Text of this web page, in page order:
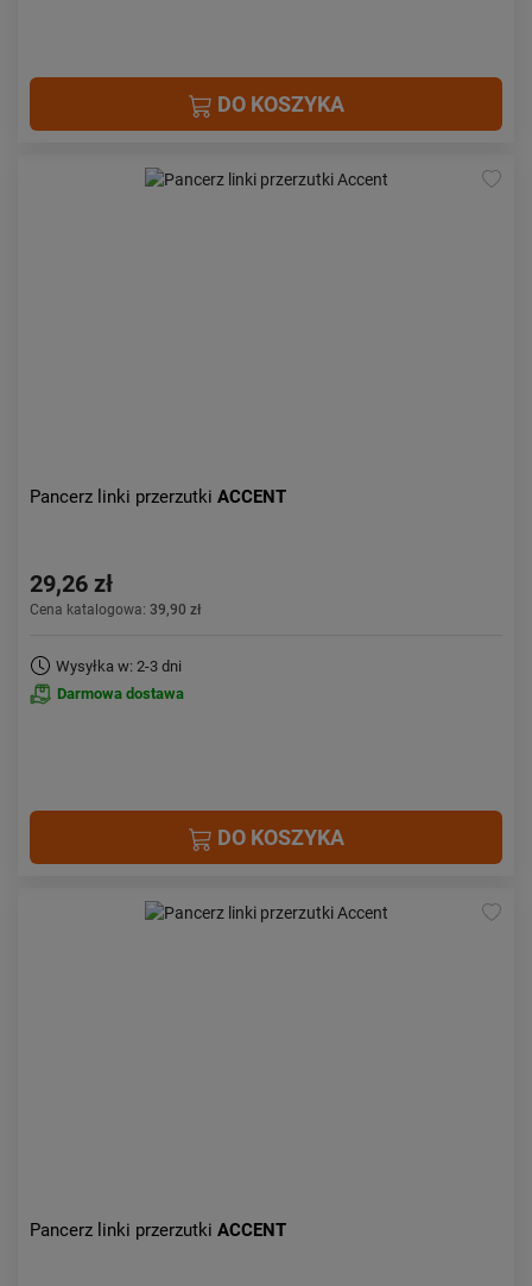
DO KOSZYKA
Pancerz linki przerzutki ACCENT
29,26 zł
Cena katalogowa: 39,90 zł
Wysyłka w: 2-3 dni
Darmowa dostawa
DO KOSZYKA
Pancerz linki przerzutki ACCENT